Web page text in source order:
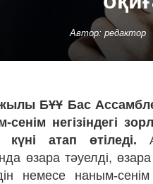
Автор: редактор
жылы БҰҰ Бас
сенім негізіндегі
күні атап өтіледі.
өзара тәуелді,
немесе наным-